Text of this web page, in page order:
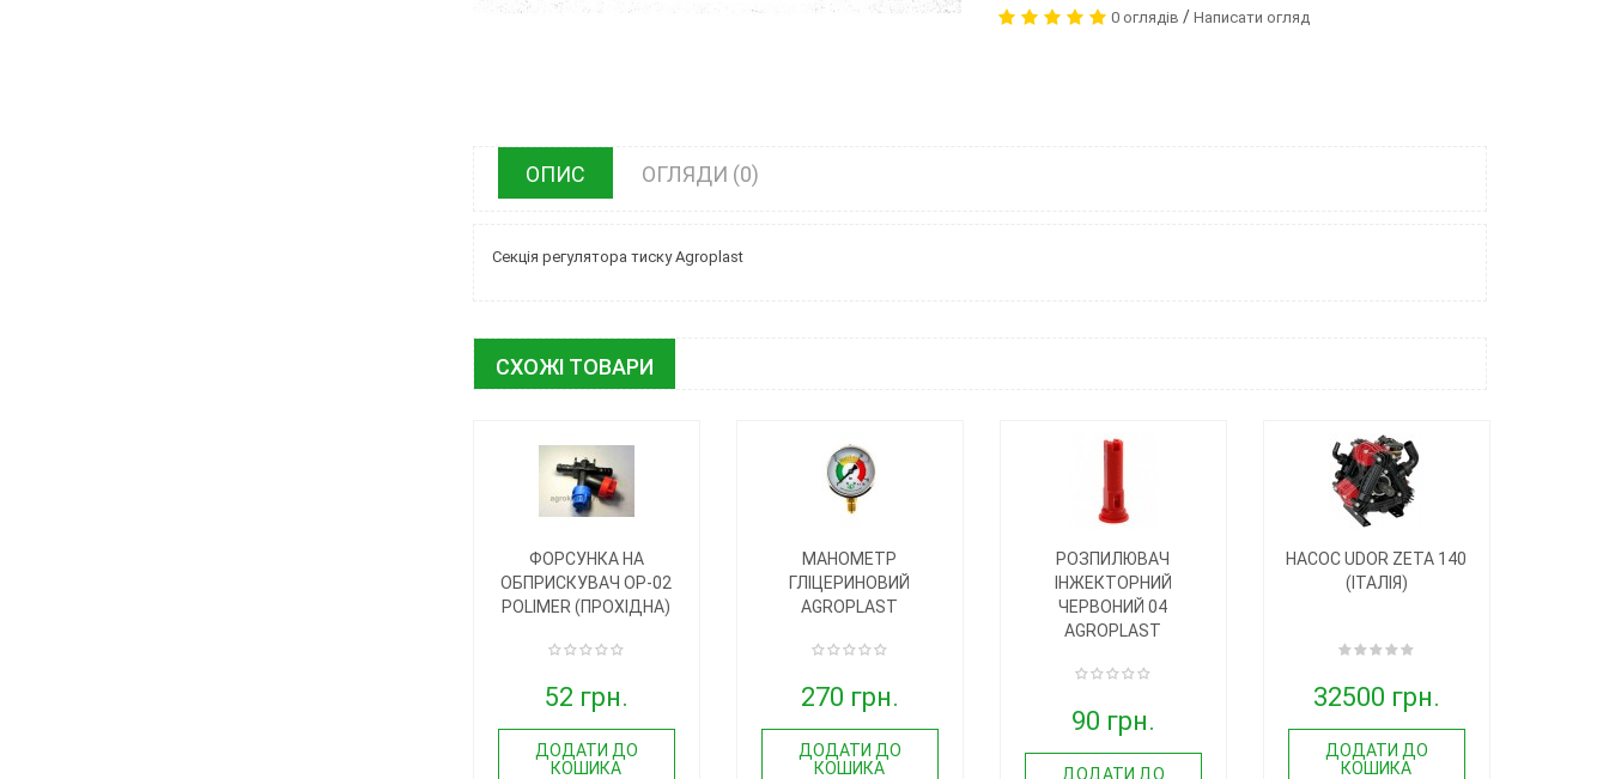
0 оглядів /Написати огляд
ОПИС ОГЛЯДИ (0)
Секція регулятора тиску Agroplast
СХОЖІ ТОВАРИ
ФОРСУНКА НА
ОБПРИСКУВАЧ ОР-02
POLIMER (ПРОХІДНА)
52 грн.
ДОДАТИ ДО
КОШИКА
МАНОМЕТР
ГЛІЦЕРИНОВИЙ
AGROPLAST
270 грн.
ДОДАТИ ДО
КОШИКА
РОЗПИЛЮВАЧ
ІНЖЕКТОРНИЙ
ЧЕРВОНИЙ 04
AGROPLAST
90 грн.
ДОДАТИ ДО
НАСОС UDOR ZETA 140
(ІТАЛІЯ)
32500 грн.
ДОДАТИ ДО
КОШИКА